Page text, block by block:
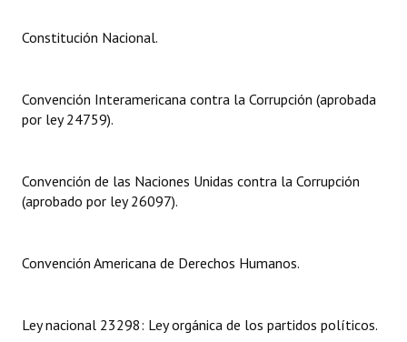
DOCUMENTOS
Proyectos Presentados
Informes de Unidad Coordinadora
Constitución Nacional.
Convención Interamericana contra la Corrupción (aprobada
por ley 24759).
Convención de las Naciones Unidas contra la Corrupción
(aprobado por ley 26097).
Convención Americana de Derechos Humanos.
Ley nacional 23298: Ley orgánica de los partidos políticos.